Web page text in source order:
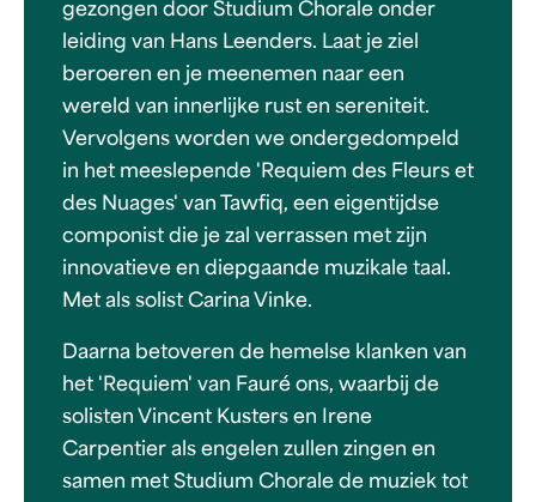
gezongen door Studium Chorale onder
leiding van Hans Leenders. Laat je ziel
beroeren en je meenemen naar een
wereld van innerlijke rust en sereniteit.
Vervolgens worden we ondergedompeld
in het meeslepende 'Requiem des Fleurs et
des Nuages' van Tawfiq, een eigentijdse
componist die je zal verrassen met zijn
innovatieve en diepgaande muzikale taal.
Met als solist Carina Vinke.
Daarna betoveren de hemelse klanken van
het 'Requiem' van Fauré ons, waarbij de
solisten Vincent Kusters en Irene
Carpentier als engelen zullen zingen en
samen met Studium Chorale de muziek tot